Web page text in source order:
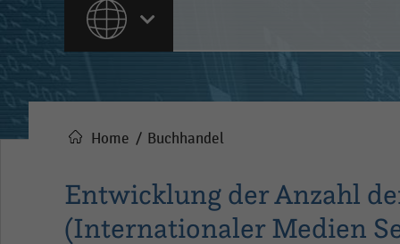
ALLE INHALTE
Pfadnavigation
Home Buchhandel
Entwicklung der Anzahl
(Internationaler Medien